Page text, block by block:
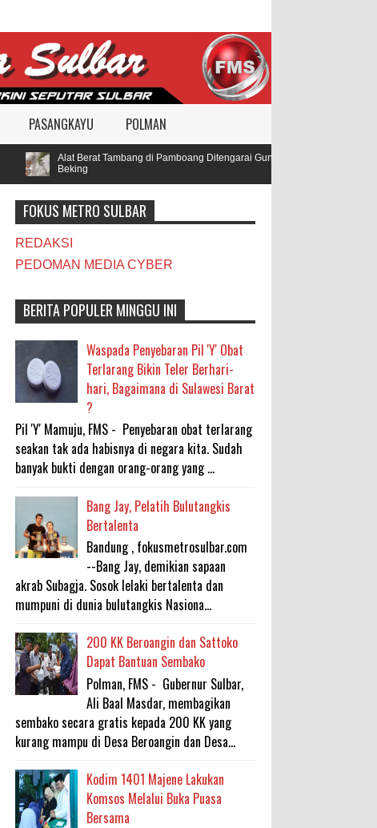
PASANGKAYU POLMAN
Alat Berat Tambang di Pamboang Ditengarai Gunakan BBM Subsidi,
Beking
FOKUS METRO SULBAR
REDAKSI
PEDOMAN MEDIA CYBER
BERITA POPULER MINGGU INI
Waspada Penyebaran Pil 'Y' Obat
Terlarang Bikin Teler Berhari-
hari, Bagaimana di Sulawesi Barat
?
Pil 'Y' Mamuju, FMS - Penyebaran obat terlarang
seakan tak ada habisnya di negara kita. Sudah
banyak bukti dengan orang-orang yang ...
Bang Jay, Pelatih Bulutangkis
Bertalenta
Bandung , fokusmetrosulbar.com
--Bang Jay, demikian sapaan
akrab Subagja. Sosok lelaki bertalenta dan
mumpuni di dunia bulutangkis Nasiona...
200 KK Beroangin dan Sattoko
Dapat Bantuan Sembako
Polman, FMS - Gubernur Sulbar,
Ali Baal Masdar, membagikan
sembako secara gratis kepada 200 KK yang
kurang mampu di Desa Beroangin dan Desa...
Kodim 1401 Majene Lakukan
Komsos Melalui Buka Puasa
Bersama